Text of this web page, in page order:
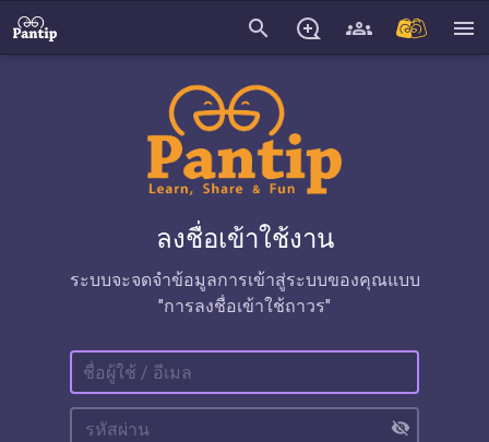
search menu
ลงชื่อเข้าใช้งาน
ระบบจะจดจำข้อมูลการเข้าสู่ระบบของคุณแบบ
"การลงชื่อเข้าใช้ถาวร"
visibility_off